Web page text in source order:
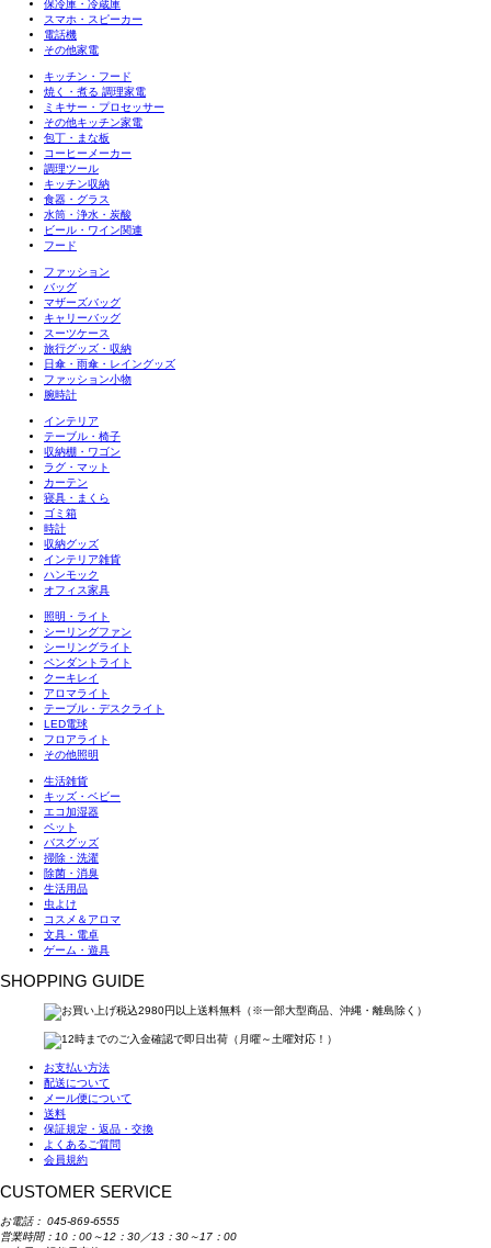
保冷庫・冷蔵庫
スマホ・スピーカー
電話機
その他家電
キッチン・フード
焼く・煮る 調理家電
ミキサー・プロセッサー
その他キッチン家電
包丁・まな板
コーヒーメーカー
調理ツール
キッチン収納
食器・グラス
水筒・浄水・炭酸
ビール・ワイン関連
フード
ファッション
バッグ
マザーズバッグ
キャリーバッグ
スーツケース
旅行グッズ・収納
日傘・雨傘・レイングッズ
ファッション小物
腕時計
インテリア
テーブル・椅子
収納棚・ワゴン
ラグ・マット
カーテン
寝具・まくら
ゴミ箱
時計
収納グッズ
インテリア雑貨
ハンモック
オフィス家具
照明・ライト
シーリングファン
シーリングライト
ペンダントライト
クーキレイ
アロマライト
テーブル・デスクライト
LED電球
フロアライト
その他照明
生活雑貨
キッズ・ベビー
エコ加湿器
ペット
バスグッズ
掃除・洗濯
除菌・消臭
生活用品
虫よけ
コスメ＆アロマ
文具・電卓
ゲーム・遊具
SHOPPING GUIDE
お支払い方法
配送について
メール便について
送料
保証規定・返品・交換
よくあるご質問
会員規約
CUSTOMER SERVICE
お電話： 045-869-6555
営業時間：10：00～12：30／13：30～17：00